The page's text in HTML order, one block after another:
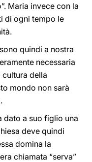
Maria invece con la
di ogni tempo le
quindi a nostra
necessaria
cultura della
mondo non sarà
dato a suo figlio una
deve quindi
domina la
chiamata “serva”